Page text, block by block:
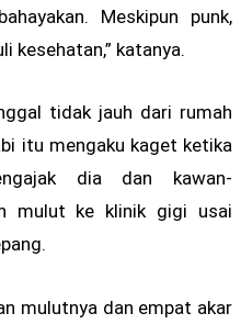
Meskipun punk,
kesehatan,” katanya.
tidak jauh dari rumah
itu mengaku kaget ketika
dia dan kawan-
mulut ke klinik gigi usai
mulutnya dan empat akar